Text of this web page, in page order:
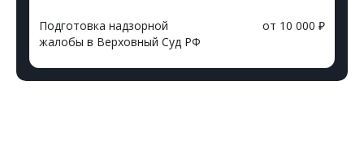
Подготовка надзорной
жалобы в Верховный Суд РФ
от 10 000 ₽